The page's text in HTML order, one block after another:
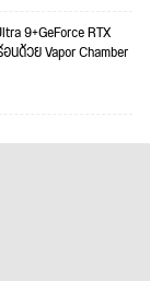
9+GeForce RTX
ด้วย Vapor Chamber